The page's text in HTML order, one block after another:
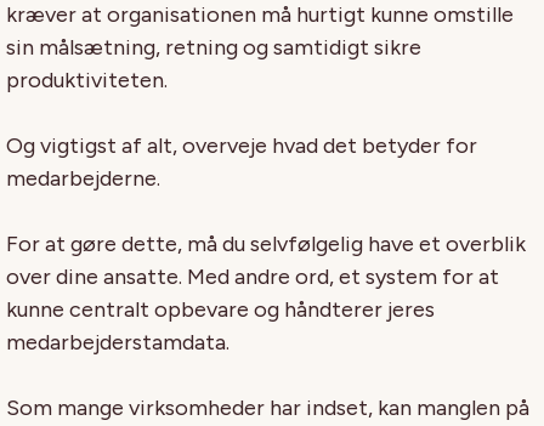
kræver at organisationen må hurtigt kunne omstille
sin målsætning, retning og samtidigt sikre
produktiviteten.
Og vigtigst af alt, overveje hvad det betyder for
medarbejderne.
For at gøre dette, må du selvfølgelig have et overblik
over dine ansatte. Med andre ord, et system for at
kunne centralt opbevare og håndterer jeres
medarbejderstamdata.
Som mange virksomheder har indset, kan manglen på